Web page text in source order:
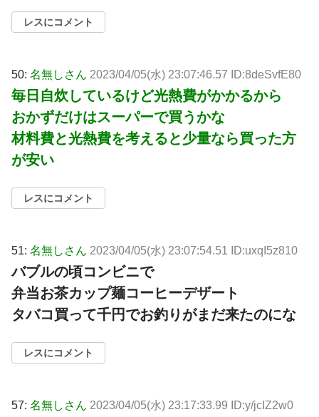
レスにコメント
50: 名無しさん 2023/04/05(水) 23:07:46.57 ID:8deSvfE80
毎日自炊しているけど光熱費がかかるから
おかずだけはスーパーで買うかな
材料費と光熱費を考えると少量なら買った方
が安い
レスにコメント
51: 名無しさん 2023/04/05(水) 23:07:54.51 ID:uxqI5z810
バブルの頃コンビニで
弁当お茶カップ麺コーヒーデザート
タバコ買って千円でお釣りがまだ来たのにな
レスにコメント
57: 名無しさん 2023/04/05(水) 23:17:33.99 ID:y/jcIZ2w0